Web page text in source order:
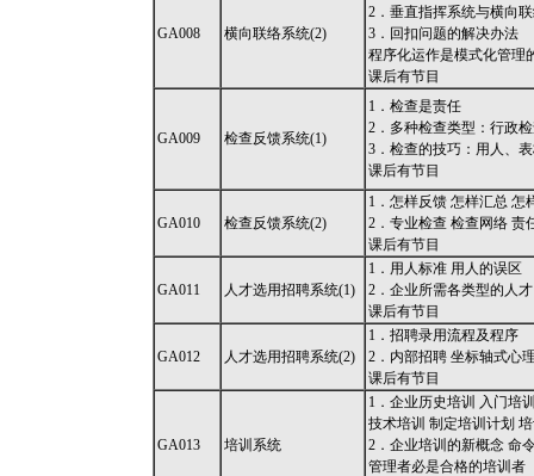
GA008 横向联络系统(2)
2．垂直指挥系统与横向
3．回扣问题的解决办法
程序化运作是模式化管理
课后有节目
GA009 检查反馈系统(1)
1．检查是责任
2．多种检查类型：行政
3．检查的技巧：用人、
课后有节目
GA010 检查反馈系统(2)
1．怎样反馈 怎样汇总 怎
2．专业检查 检查网络 责
课后有节目
GA011 人才选用招聘系统(1)
1．用人标准 用人的误区
2．企业所需各类型的人
课后有节目
GA012 人才选用招聘系统(2)
1．招聘录用流程及程序
2．内部招聘 坐标轴式心
课后有节目
GA013 培训系统
1．企业历史培训 入门培
技术培训 制定培训计划
2．企业培训的新概念 命
管理者必是合格的培训者